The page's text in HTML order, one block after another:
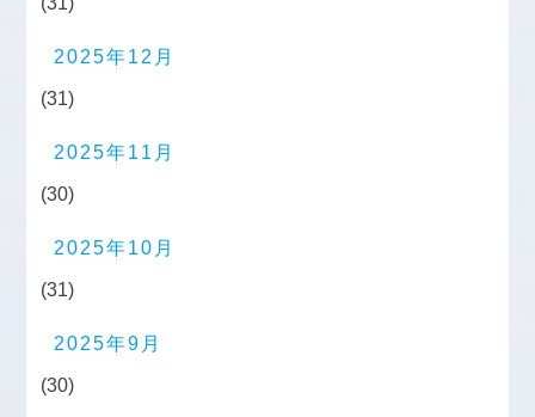
2025年12月
(31)
2025年11月
(30)
2025年10月
(31)
2025年9月
(30)